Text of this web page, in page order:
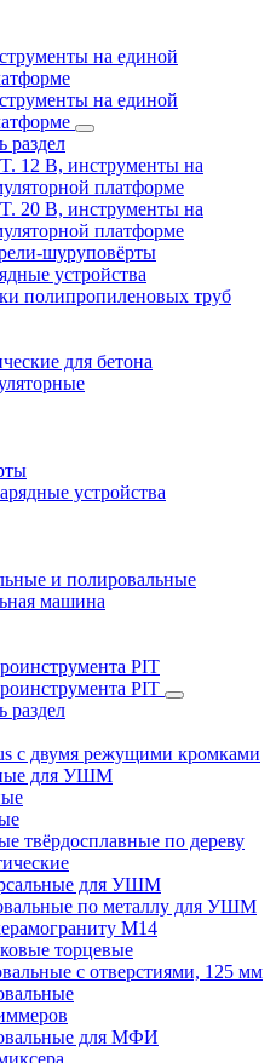
на единой
на единой
раздел
12 В, инструменты на
платформе
20 В, инструменты на
платформе
шуруповёрты
устройства
полипропиленовых труб
для бетона
устройства
и полировальные
машина
PIT
PIT
раздел
c двумя режущими кромками
для УШМ
твёрдосплавные по дереву
для УШМ
по металлу для УШМ
M14
торцевые
с отверстиями, 125 мм
для МФИ